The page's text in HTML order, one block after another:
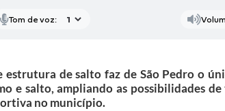
Tom de voz:
de salto faz de São Pedro o
e salto, ampliando as possibilidades
no município.